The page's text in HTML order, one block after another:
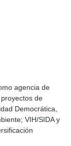
agencia de
de
Democrática,
VIH/SIDA y